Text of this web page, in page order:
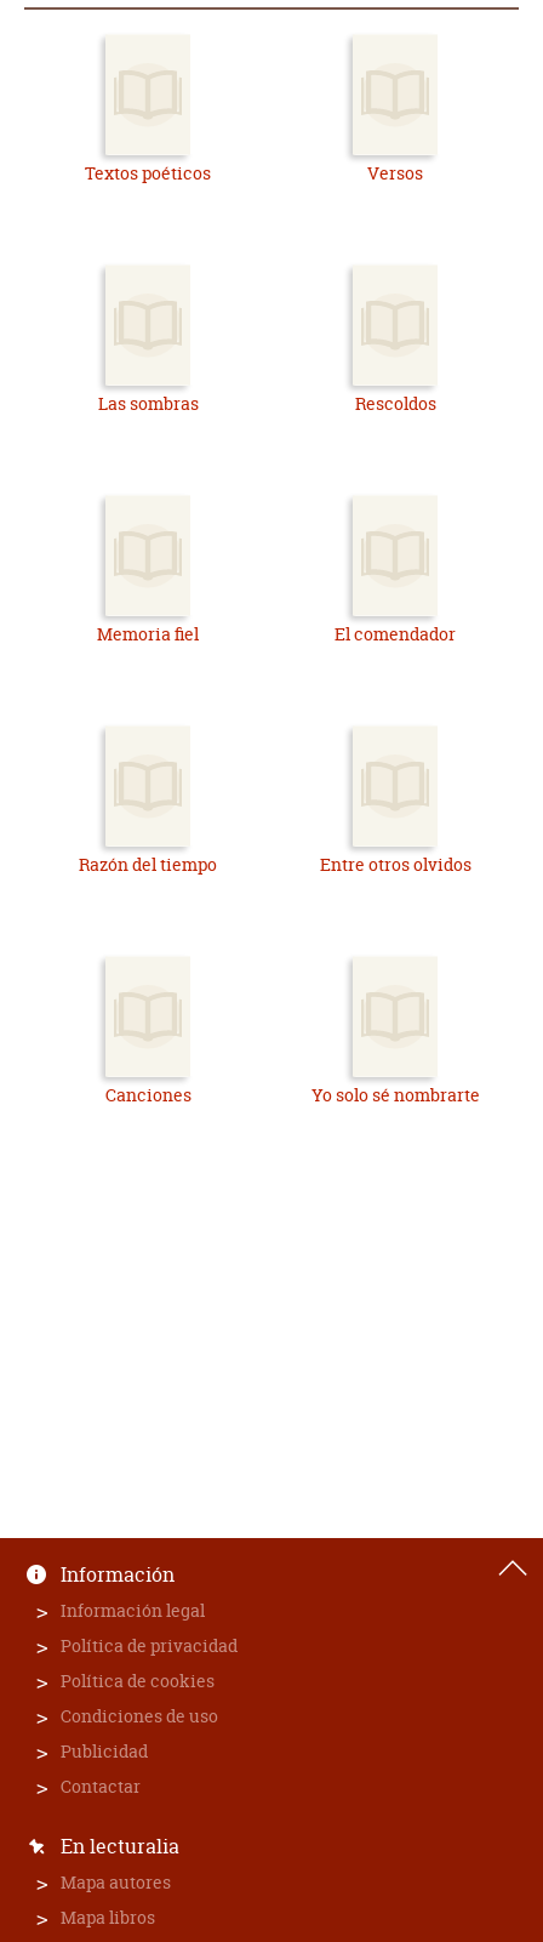
Textos poéticos Versos
Las sombras Rescoldos
Memoria fiel El comendador
Razón del tiempo Entre otros olvidos
Canciones Yo solo sé nombrarte
Información
Información legal
Política de privacidad
Política de cookies
Condiciones de uso
Publicidad
Contactar
En lecturalia
Mapa autores
Mapa libros